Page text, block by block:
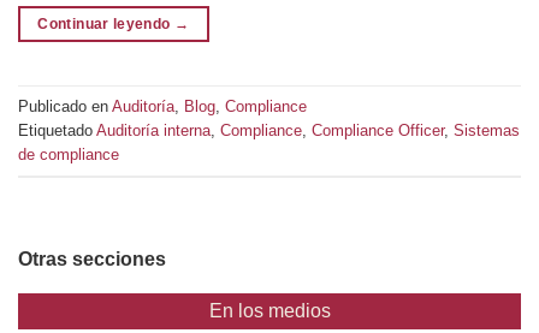
Continuar leyendo →
Publicado en Auditoría Blog Compliance
Etiquetado Auditoría interna Compliance Compliance Officer, Sistemas
de compliance
Otras secciones
En los medios